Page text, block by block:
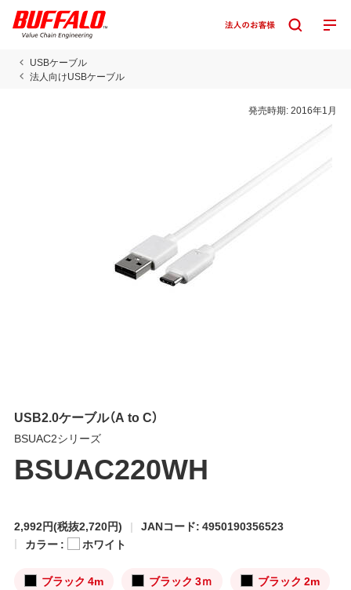
USBケーブル
法人向けUSBケーブル
発売時期:2016年1月
USB2.0ケーブル（A to C）
BSUAC2シリーズ
BSUAC220WH
2,992円(税抜2,720円)
JANコード: 4950190356523
カラー :
ホワイト
ブラック 4m ブラック 3ｍ ブラック 2m